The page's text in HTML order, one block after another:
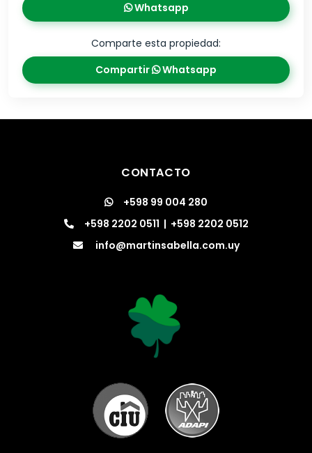
Whatsapp
Comparte esta propiedad:
Compartir
Whatsapp
CONTACTO
+598 99 004 280
+598 2202 0511 | +598 2202 0512
info@martinsabella.com.uy